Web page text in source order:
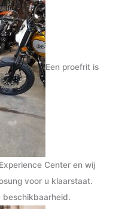
Een proefrit is
Center en wij
voor u klaarstaat.
beschikbaarheid.